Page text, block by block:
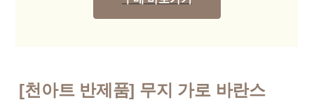
[천아트 반제품] 무지 가로 바란스